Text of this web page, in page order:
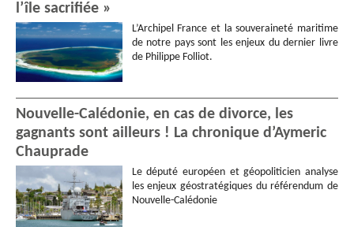
l’île sacrifiée »
L’Archipel France et la souveraineté maritime
de notre pays sont les enjeux du dernier livre
de Philippe Folliot.
Nouvelle-Calédonie, en cas de divorce, les
gagnants sont ailleurs ! La chronique d’Aymeric
Chauprade
Le député européen et géopoliticien analyse
les enjeux géostratégiques du référendum de
Nouvelle-Calédonie